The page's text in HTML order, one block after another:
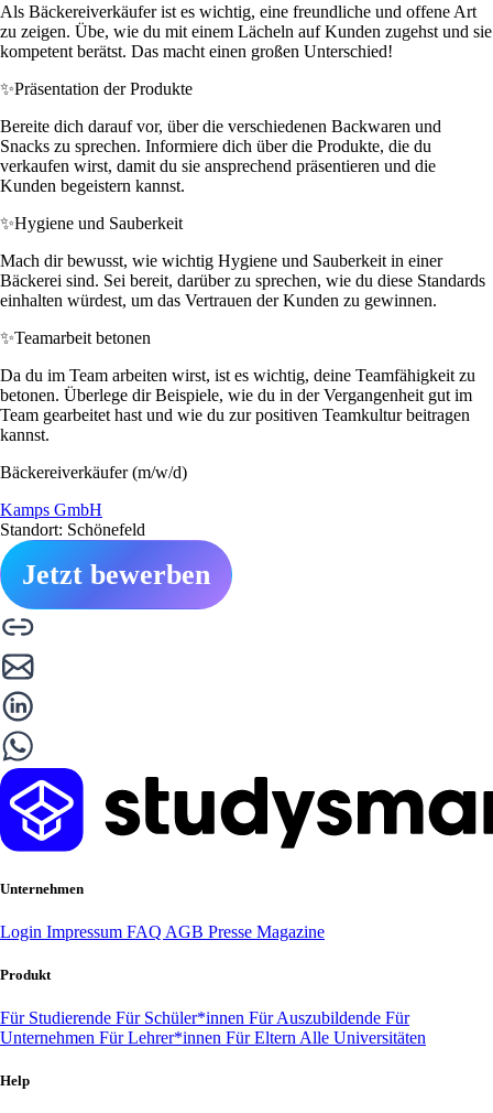
Als Bäckereiverkäufer ist es wichtig, eine freundliche und offene Art
zu zeigen. Übe, wie du mit einem Lächeln auf Kunden zugehst und sie
kompetent berätst. Das macht einen großen Unterschied!
✨Präsentation der Produkte
Bereite dich darauf vor, über die verschiedenen Backwaren und
Snacks zu sprechen. Informiere dich über die Produkte, die du
verkaufen wirst, damit du sie ansprechend präsentieren und die
Kunden begeistern kannst.
✨Hygiene und Sauberkeit
Mach dir bewusst, wie wichtig Hygiene und Sauberkeit in einer
Bäckerei sind. Sei bereit, darüber zu sprechen, wie du diese Standards
einhalten würdest, um das Vertrauen der Kunden zu gewinnen.
✨Teamarbeit betonen
Da du im Team arbeiten wirst, ist es wichtig, deine Teamfähigkeit zu
betonen. Überlege dir Beispiele, wie du in der Vergangenheit gut im
Team gearbeitet hast und wie du zur positiven Teamkultur beitragen
kannst.
Bäckereiverkäufer (m/w/d)
Kamps GmbH
Standort: Schönefeld
Jetzt bewerben
Unternehmen
Login Impressum FAQ AGB Presse Magazine
Produkt
Für Studierende Für Schüler*innen Für Auszubildende Für
Unternehmen Für Lehrer*innen Für Eltern Alle Universitäten
Help